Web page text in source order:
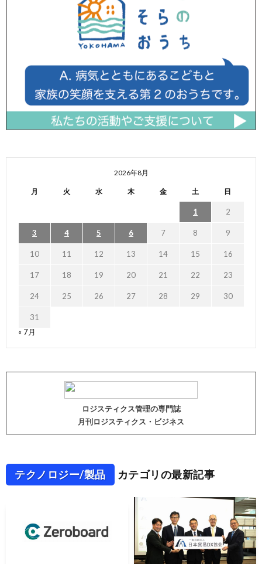
2026年8月
月 火 水 木 金 土 日
1 2
3 4 5 6 7 8 9
10 11 12 13 14 15 16
17 18 19 20 21 22 23
24 25 26 27 28 29 30
31
« 7月
ロジスティクス管理の専門誌
月刊ロジスティクス・ビジネス
テクノロジー/製品 カテゴリの最新記事